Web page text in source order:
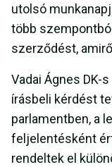
utolsó
több
szerződést,
Vadai Ágnes DK-
írásbeli kérdést
parlamentben, a
feljelentésként
rendeltek el